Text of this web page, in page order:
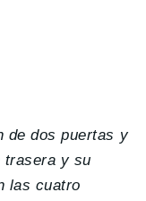
de dos puertas y
trasera y su
las cuatro